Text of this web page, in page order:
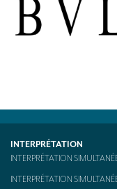
Combien coûte une traduction
Kit d’interprétation mobile –
CONTACT
INTERPRÉTATION
INTERPRÉTATION
INTERPRÉTATION